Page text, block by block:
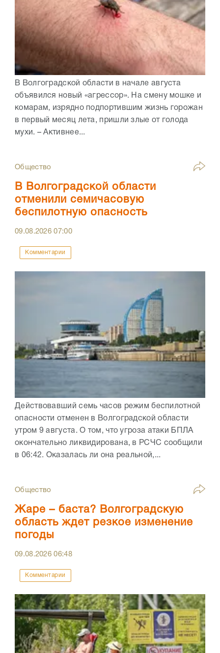
В Волгоградской области в начале августа
объявился новый «агрессор». На смену мошке и
комарам, изрядно подпортившим жизнь горожан
в первый месяц лета, пришли злые от голода
мухи. – Активнее...
Общество
В Волгоградской области
отменили семичасовую
беспилотную опасность
09.08.202607:00
Комментарии
Действовавший семь часов режим беспилотной
опасности отменен в Волгоградской области
утром 9 августа. О том, что угроза атаки БПЛА
окончательно ликвидирована, в РСЧС сообщили
в 06:42. Оказалась ли она реальной,...
Общество
Жаре – баста? Волгоградскую
область ждет резкое изменение
погоды
09.08.202606:48
Комментарии